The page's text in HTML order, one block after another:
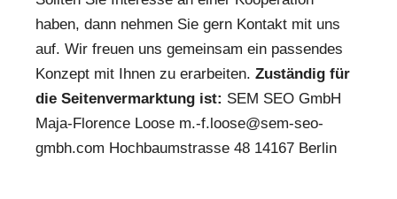
haben, dann nehmen Sie gern Kontakt mit uns
auf. Wir freuen uns gemeinsam ein passendes
Konzept mit Ihnen zu erarbeiten. Zuständig für
die Seitenvermarktung ist: SEM SEO GmbH
Maja-Florence Loose m.-f.loose@sem-seo-
gmbh.com Hochbaumstrasse 48 14167 Berlin